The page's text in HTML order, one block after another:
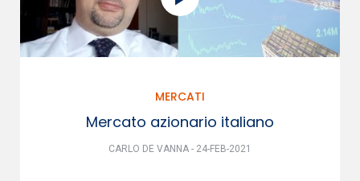
MERCATI
Mercato azionario italiano
CARLO DE VANNA - 24-FEB-2021